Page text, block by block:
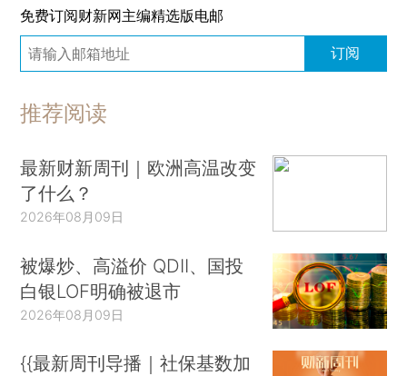
免费订阅财新网主编精选版电邮
订阅
推荐阅读
最新财新周刊｜欧洲高温改变
了什么？
2026年08月09日
被爆炒、高溢价 QDII、国投
白银LOF明确被退市
2026年08月09日
{{最新周刊导播｜社保基数加